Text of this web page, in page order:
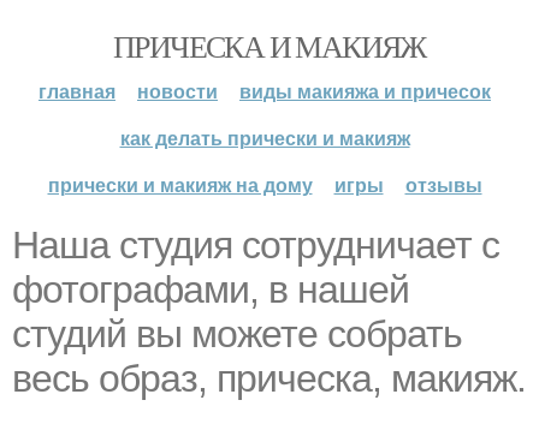
ПРИЧЕСКА И МАКИЯЖ
главная новости
виды макияжа и причесок
как делать прически и макияж
прически и макияж на дому
игры отзывы
Наша студия сотрудничает с
фотографами, в нашей
студий вы можете собрать
весь образ, прическа, макияж.